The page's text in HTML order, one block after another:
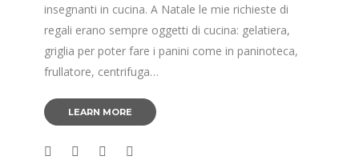
insegnanti in cucina. A Natale le mie richieste di
regali erano sempre oggetti di cucina: gelatiera,
griglia per poter fare i panini come in paninoteca,
frullatore, centrifuga…
LEARN MORE